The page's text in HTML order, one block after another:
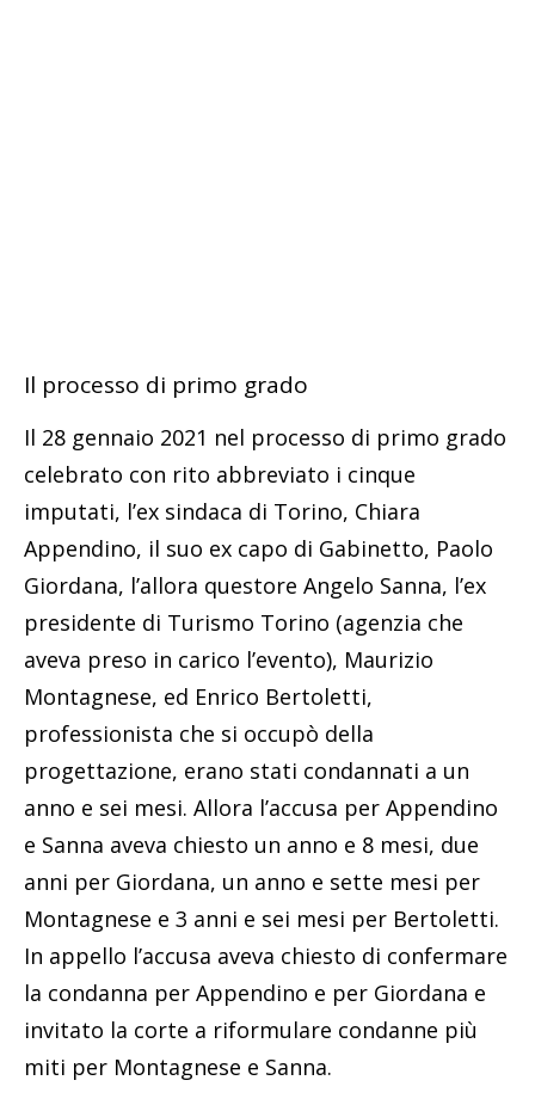
Il processo di primo grado
Il 28 gennaio 2021 nel processo di primo grado
celebrato con rito abbreviato i cinque
imputati, l’ex sindaca di Torino, Chiara
Appendino, il suo ex capo di Gabinetto, Paolo
Giordana, l’allora questore Angelo Sanna, l’ex
presidente di Turismo Torino (agenzia che
aveva preso in carico l’evento), Maurizio
Montagnese, ed Enrico Bertoletti,
professionista che si occupò della
progettazione, erano stati condannati a un
anno e sei mesi. Allora l’accusa per Appendino
e Sanna aveva chiesto un anno e 8 mesi, due
anni per Giordana, un anno e sette mesi per
Montagnese e 3 anni e sei mesi per Bertoletti.
In appello l’accusa aveva chiesto di confermare
la condanna per Appendino e per Giordana e
invitato la corte a riformulare condanne più
miti per Montagnese e Sanna.